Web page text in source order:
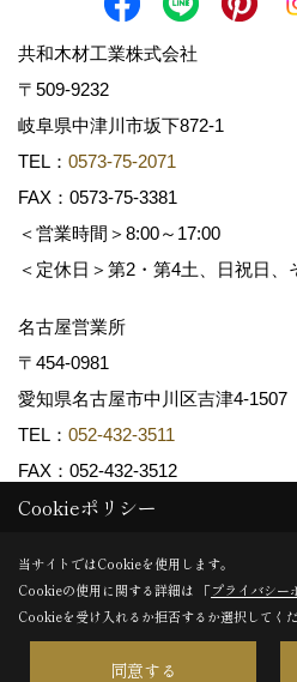
共和木材工業株式会社
〒509-9232
岐阜県中津川市坂下872‐1
TEL： 0573-75-2071
FAX：0573-75-3381
＜営業時間＞8:00～17:00
＜定休日＞第2・第4土、日祝日、
名古屋営業所
〒454-0981
愛知県名古屋市中川区吉津4-1507
TEL： 052-432-3511
FAX：052-432-3512
Copyright (c) 共和木材工業株式会社. All
Produced byゴデスクリエイト
Cookieポリシー
当サイトではCookieを使用します。
Cookieの使用に関する詳細は 「プライバシー
Cookieを受け入れるか拒否するか選択してくだ
同意する